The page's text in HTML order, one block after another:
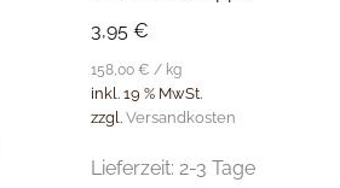
3,95€
158,00€ / kg
inkl. 19 % MwSt.
zzgl.Versandkosten
Lieferzeit:2-3 Tage